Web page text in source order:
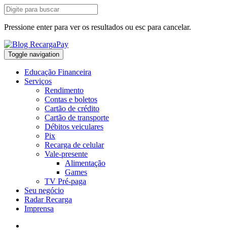
Pressione enter para ver os resultados ou esc para cancelar.
Toggle navigation
Educação Financeira
Serviços
Rendimento
Contas e boletos
Cartão de crédito
Cartão de transporte
Débitos veiculares
Pix
Recarga de celular
Vale-presente
Alimentação
Games
TV Pré-paga
Seu negócio
Radar Recarga
Imprensa